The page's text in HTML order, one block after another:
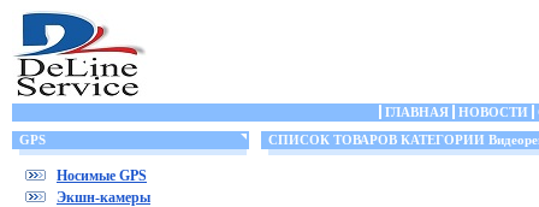
ГЛАВНАЯ НОВОСТИ
GPS
Носимые GPS
Экшн-камеры
СПИСОК ТОВАРОВ КАТЕГОРИИ